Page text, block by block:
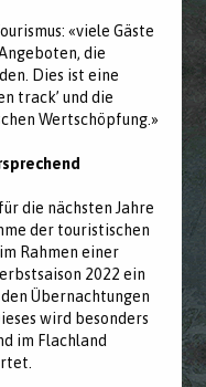
«viele Gäste
die
Dies ist eine
track’ und die
Wertschöpfung.»
die nächsten Jahre
der touristischen
Rahmen einer
2022 ein
Übernachtungen
wird besonders
im Flachland